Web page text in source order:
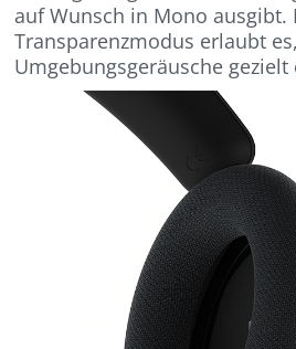
auf Wunsch in Mono ausgibt.
Transparenzmodus erlaubt es,
Umgebungsgeräusche